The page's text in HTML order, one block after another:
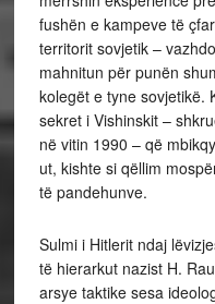
fushën e kampeve të
territorit sovjetik –
mahnitun për punën
kolegët e tyne sovjetikë.
sekret i Vishinskit –
në vitin 1990 – që
ut, kishte si qëllim
të pandehunve.
Sulmi i Hitlerit ndaj
të hierarkut nazist H.
arsye taktike sesa